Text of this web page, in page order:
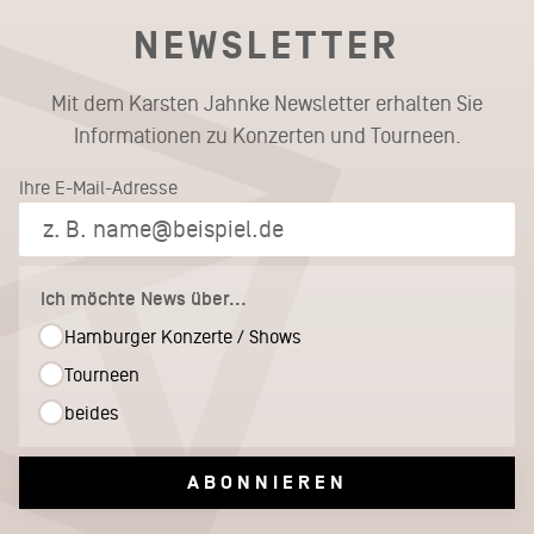
NEWSLETTER
Mit dem Karsten Jahnke Newsletter erhalten Sie
Informationen zu Konzerten und Tourneen.
Ihre E-Mail-Adresse
Ich möchte News über...
Hamburger Konzerte / Shows
Tourneen
beides
ABONNIEREN